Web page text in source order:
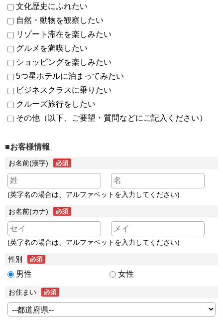
文化歴史にふれたい
自然・動物を観察したい
リゾート滞在を楽しみたい
グルメを満喫したい
ショッピングを楽しみたい
5つ星ホテルに泊まってみたい
ビジネスクラスに乗りたい
クルーズ旅行をしたい
その他（以下、ご要望・質問などにご記入ください）
■お客様情報
お名前(漢字)
(英字名の場合は、アルファベットを入力してください)
お名前(カナ)
(英字名の場合は、アルファベットを入力してください)
性別
男性 女性
お住まい